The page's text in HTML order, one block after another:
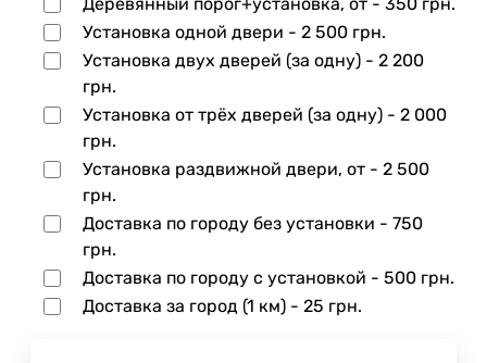
Установка одной двери - 2 500 грн.
Установка двух дверей (за одну) - 2 200
грн.
Установка от трёх дверей (за одну) - 2 000
грн.
Установка раздвижной двери, от - 2 500
грн.
Доставка по городу без установки - 750
грн.
Доставка по городу с установкой - 500 грн.
Доставка за город (1 км) - 25 грн.